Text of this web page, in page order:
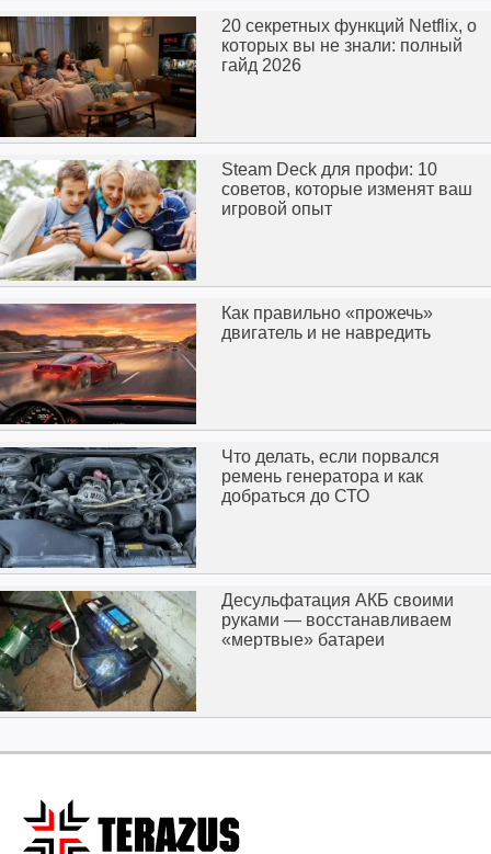
20 секретных функций Netflix, о
которых вы не знали: полный
гайд 2026
Steam Deck для профи: 10
советов, которые изменят ваш
игровой опыт
Как правильно «прожечь»
двигатель и не навредить
Что делать, если порвался
ремень генератора и как
добраться до СТО
Десульфатация АКБ своими
руками — восстанавливаем
«мертвые» батареи